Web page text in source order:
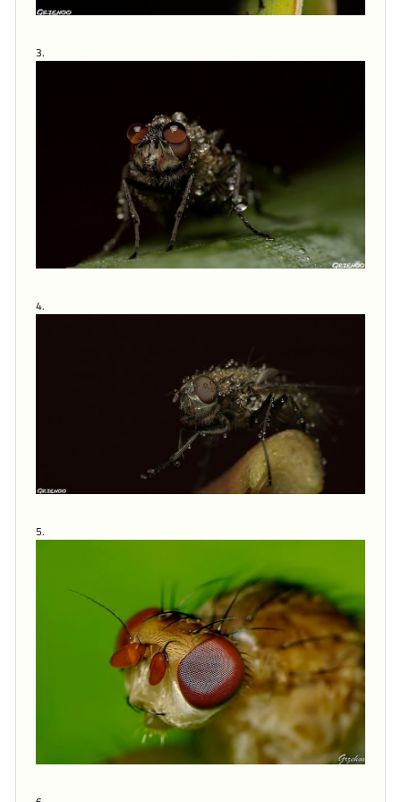
3.
4.
5.